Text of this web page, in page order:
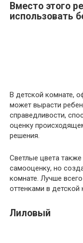
Вместо этого
использовать
В детской комнате,
может вырасти
справедливости,
оценку
решения.
Светлые цвета
самооценку, но
комнате. Лучше
оттенками в детской
Лиловый